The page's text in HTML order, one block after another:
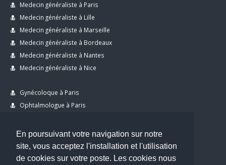
En poursuivant votre navigation sur notre
site, vous acceptez l'installation et l'utilisation
de cookies sur votre poste. Les cookies nous
Medecin généraliste à Paris
Medecin généraliste à Lille
Medecin généraliste à Marseille
Medecin généraliste à Bordeaux
Medecin généraliste à Nantes
Medecin généraliste à Nice
Gynécoloque à Paris
Ophtalmologue à Paris
Dentiste à Paris